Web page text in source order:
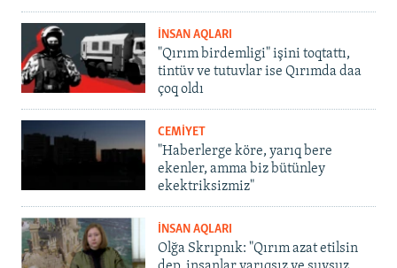
İNSAN AQLARI
"Qırım birdemligi" işini toqtattı,
tintüv ve tutuvlar ise Qırımda daa
çoq oldı
CEMİYET
"Haberlerge köre, yarıq bere
ekenler, amma biz bütünley
ekektriksizmiz"
İNSAN AQLARI
Olğa Skrıpnık: "Qırım azat etilsin